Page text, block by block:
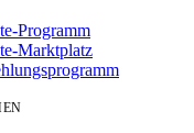
Programm
Marktplatz